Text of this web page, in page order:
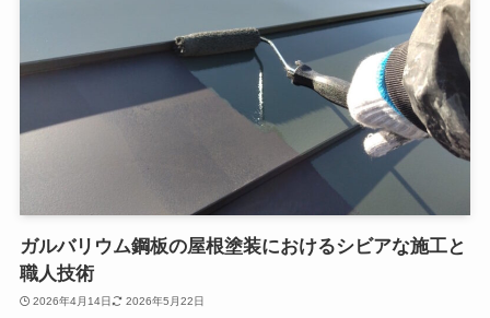
ガルバリウム鋼板の屋根塗装におけるシビアな施工と
職人技術
2026年4月14日 2026年5月22日